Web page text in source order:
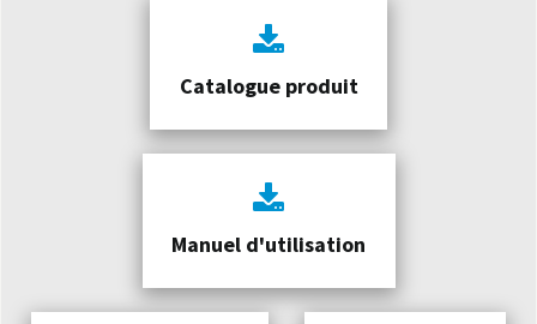
Catalogue produit
Manuel d'utilisation